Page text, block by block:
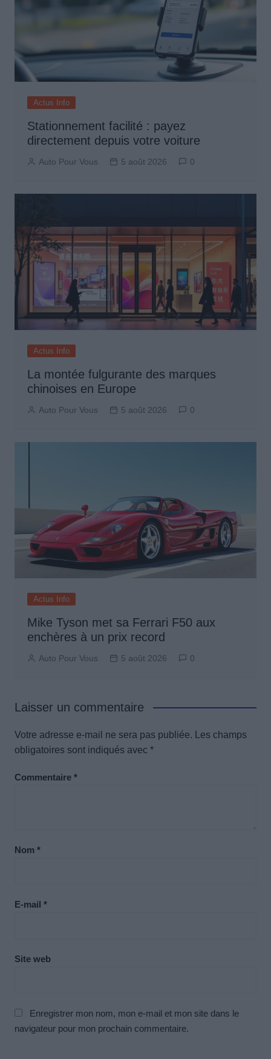
Actus Info
Stationnement facilité : payez
directement depuis votre voiture
Auto Pour Vous 5 août 2026 0
Actus Info
La montée fulgurante des marques
chinoises en Europe
Auto Pour Vous 5 août 2026 0
Actus Info
Mike Tyson met sa Ferrari F50 aux
enchères à un prix record
Auto Pour Vous 5 août 2026 0
Laisser un commentaire
Votre adresse e-mail ne sera pas publiée.
Les champs
obligatoires sont indiqués avec *
Commentaire *
Nom *
E-mail *
Site web
Enregistrer mon nom, mon e-mail et mon site dans le
navigateur pour mon prochain commentaire.